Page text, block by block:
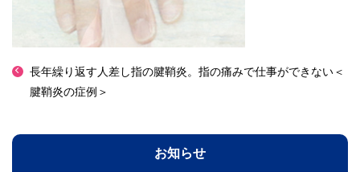
長年繰り返す人差し指の腱鞘炎。指の痛みで仕事ができない＜
腱鞘炎の症例＞
お知らせ